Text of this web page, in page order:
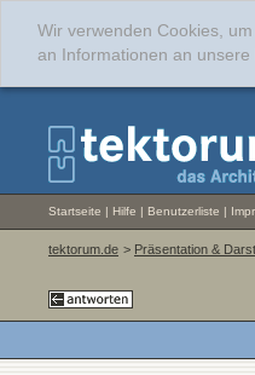
Wir verwenden Cookies,
an Informationen an
Startseite | Hilfe | Benutzerliste |
tektorum.de > Präsentation &